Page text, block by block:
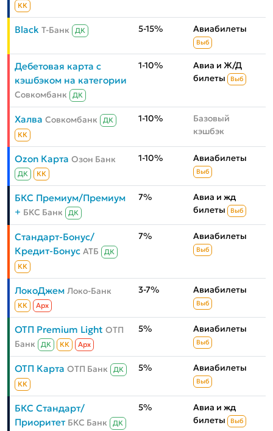
КК
Black Т-Банк ДК 5-15% Авиабилеты
Выб
Дебетовая карта с
кэшбэком на категории
Совкомбанк ДК
1-10%
Авиа и Ж/Д
билеты
Выб
Халва Совкомбанк
ДК
КК
1-10%
Базовый
кэшбэк
Ozon Карта Озон Банк
ДК КК
1-10% Авиабилеты
Выб
БКС Премиум/Премиум
+ БКС Банк ДК
7%
Авиа и жд
билеты
Выб
Стандарт-Бонус/
Кредит-Бонус АТБ
ДК
КК
7% Авиабилеты
Выб
ЛокоДжем Локо-Банк
КК Aрх
3-7% Авиабилеты
Выб
ОТП Premium Light ОТП
Банк
ДК КК Aрх
5% Авиабилеты
Выб
ОТП Карта ОТП Банк
ДК
КК
5% Авиабилеты
Выб
БКС Стандарт/
Приоритет БКС Банк ДК
5%
Авиа и жд
билеты
Выб